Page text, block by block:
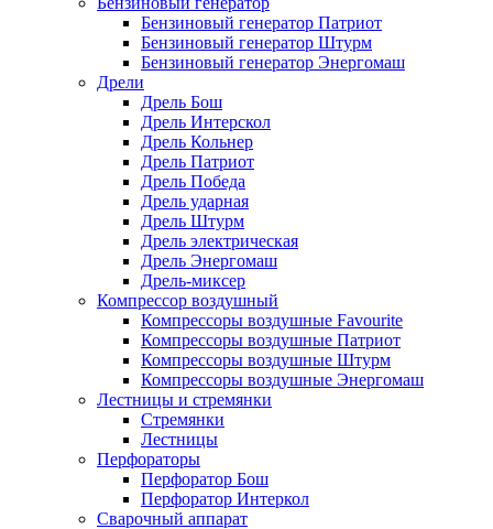
Бензиновый генератор Патриот
Бензиновый генератор Штурм
Бензиновый генератор Энергомаш
Дрели
Дрель Бош
Дрель Интерскол
Дрель Кольнер
Дрель Патриот
Дрель Победа
Дрель ударная
Дрель Штурм
Дрель электрическая
Дрель Энергомаш
Дрель-миксер
Компрессор воздушный
Компрессоры воздушные Favourite
Компрессоры воздушные Патриот
Компрессоры воздушные Штурм
Компрессоры воздушные Энергомаш
Лестницы и стремянки
Стремянки
Лестницы
Перфораторы
Перфоратор Бош
Перфоратор Интеркол
Сварочный аппарат